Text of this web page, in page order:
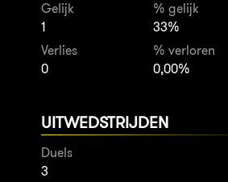
Gelijk
1
% gelijk
33%
Verlies
0
% verloren
0,00%
UITWEDSTRIJDEN
Duels
3